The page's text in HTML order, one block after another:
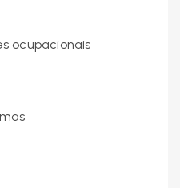
ocupacionais